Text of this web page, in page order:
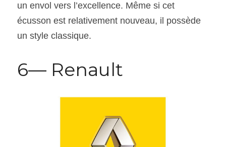
un envol vers l’excellence. Même si cet
écusson est relativement nouveau, il possède
un style classique.
6— Renault